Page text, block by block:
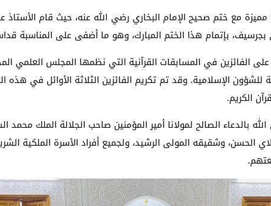
مع ختم صحيح الإمام البخاري رضي الله عنه، حيث قام الأستاذ
بإتمام هذا الختم المبارك، وهو ما أضفى على المناسبة
الفائزين في المسابقات القرآنية التي نظمها المجلس العلمي
للشؤون الإسلامية. وقد تم تكريم الفائزين الثلاثة الأوائل في هذه
الكريم.
بالدعاء الصالح لمولانا أمير المؤمنين صاحب الجلالة الملك محمد
الحسن، وشقيقه المولى الرشيد، ولجميع أفراد الأسرة الملكية